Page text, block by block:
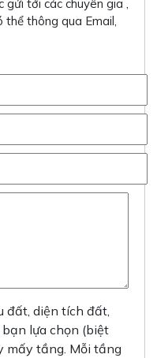
tới các chuyên gia ,
thông qua Email,
đất, diện tích đất,
lựa chọn (biệt
mấy tầng. Mỗi tầng